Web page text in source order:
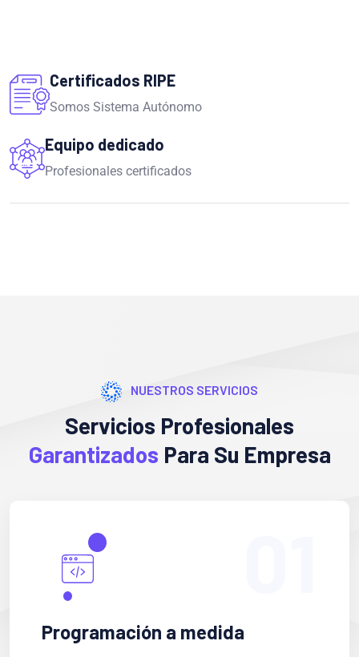
Certificados RIPE
Somos Sistema Autónomo
Equipo dedicado
Profesionales certificados
NUESTROS SERVICIOS
Servicios Profesionales
Garantizados Para Su Empresa
Programación a medida